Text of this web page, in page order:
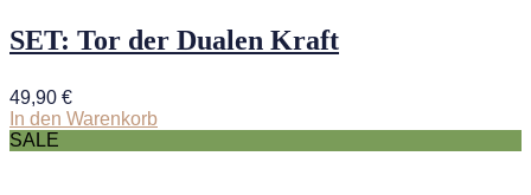
SET: Tor der Dualen Kraft
49,90 €
In den Warenkorb
SALE